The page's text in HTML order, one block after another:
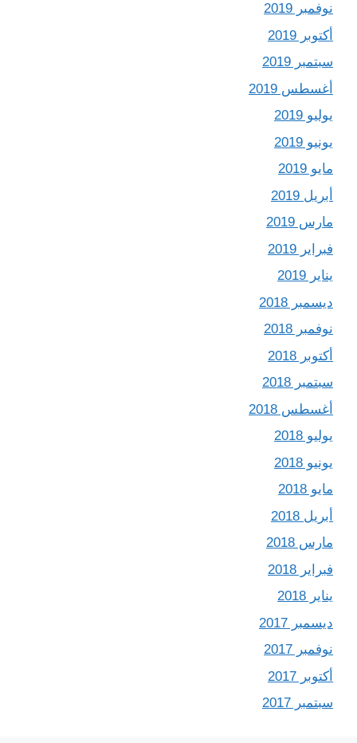
نوفمبر 2019
أكتوبر 2019
سبتمبر 2019
أغسطس 2019
يوليو 2019
يونيو 2019
مايو 2019
أبريل 2019
مارس 2019
فبراير 2019
يناير 2019
ديسمبر 2018
نوفمبر 2018
أكتوبر 2018
سبتمبر 2018
أغسطس 2018
يوليو 2018
يونيو 2018
مايو 2018
أبريل 2018
مارس 2018
فبراير 2018
يناير 2018
ديسمبر 2017
نوفمبر 2017
أكتوبر 2017
سبتمبر 2017